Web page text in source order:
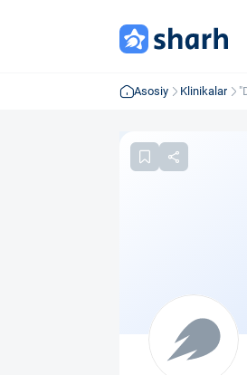
Asosiy Klinikalar